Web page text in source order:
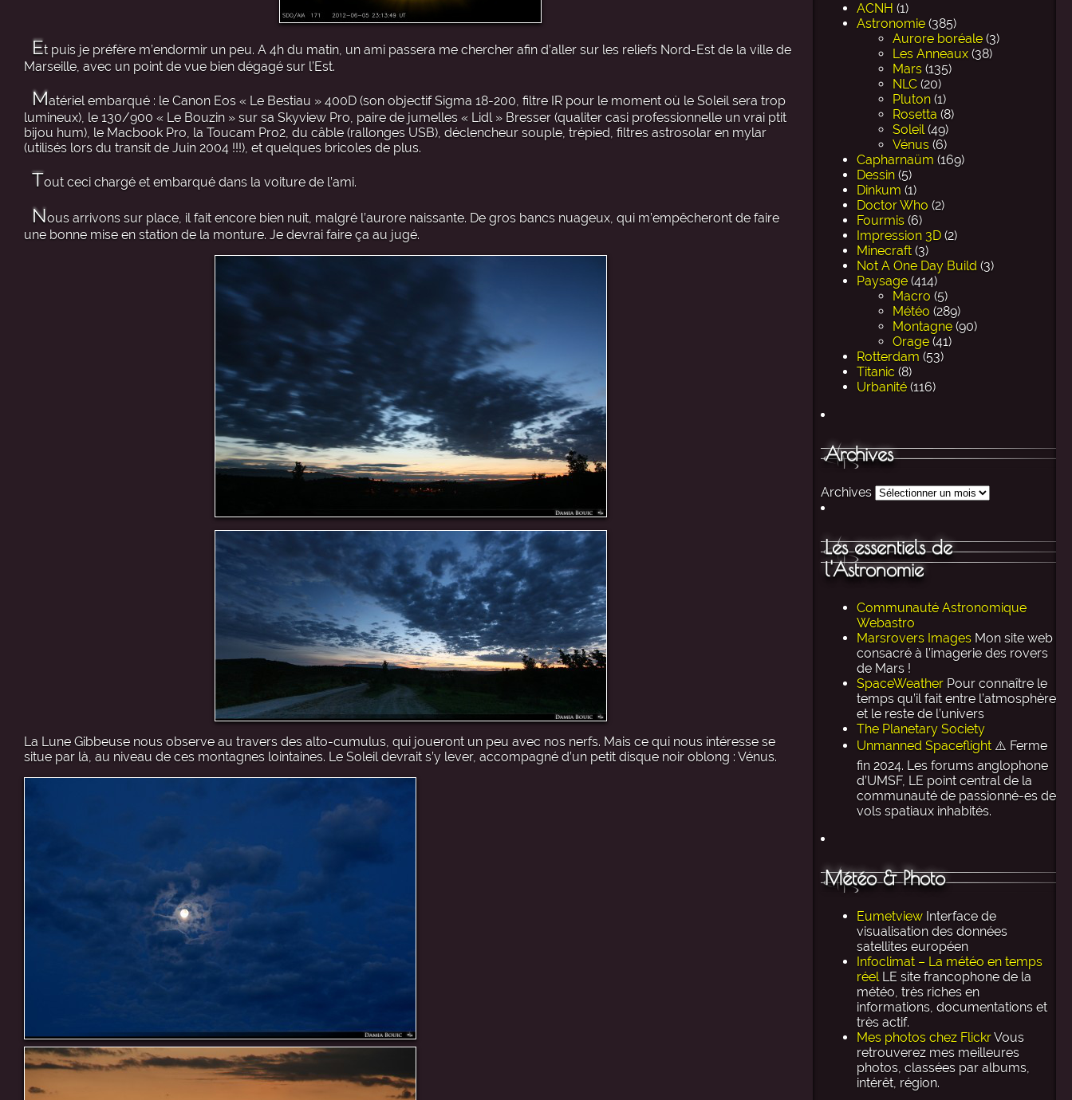
ACNH (1)
Astronomie (385)
Aurore boréale (3)
Les Anneaux (38)
Mars (135)
NLC (20)
Pluton (1)
Rosetta (8)
Soleil(49)
Vénus (6)
Capharnaüm (169)
Dessin (5)
Dinkum (1)
Doctor Who (2)
Fourmis (6)
Impression 3D (2)
Minecraft (3)
Not A One Day Build (3)
Paysage (414)
Macro (5)
Météo (289)
Montagne (90)
Orage (41)
Rotterdam (53)
Titanic (8)
Urbanité (116)
Archives
Archives
Les essentiels de
l'Astronomie
Communauté Astronomique
Webastro
Marsrovers Images Mon site web
consacré à l’imagerie des rovers
de Mars !
SpaceWeather Pour connaître le
temps qu’il fait entre l’atmosphère
et le reste de l’univers
The Planetary Society
Unmanned Spaceflight ⚠️ Ferme
fin 2024. Les forums anglophone
d’UMSF, LE point central de la
communauté de passionné-es de
vols spatiaux inhabités.
Météo & Photo
Eumetview Interface de
visualisation des données
satellites européen
Infoclimat – La météo en temps
réelLE site francophone de la
météo, très riches en
informations, documentations et
très actif.
Mes photos chez FlickrVous
retrouverez mes meilleures
photos, classées par albums,
intérêt, région.
Et puis je préfère m’endormir un peu. A 4h du matin, un ami passera me chercher afin d’aller sur les reliefs Nord-Est de la ville de
Marseille, avec un point de vue bien dégagé sur l’Est.
Matériel embarqué : le Canon Eos « Le Bestiau » 400D (son objectif Sigma 18-200, filtre IR pour le moment où le Soleil sera trop
lumineux), le 130/900 « Le Bouzin » sur sa Skyview Pro, paire de jumelles « Lidl » Bresser (qualiter casi professionnelle un vrai ptit
bijou hum), le Macbook Pro, la Toucam Pro2, du câble (rallonges USB), déclencheur souple, trépied, filtres astrosolar en mylar
(utilisés lors du transit de Juin 2004 !!!), et quelques bricoles de plus.
Tout ceci chargé et embarqué dans la voiture de l’ami.
Nous arrivons sur place, il fait encore bien nuit, malgré l’aurore naissante. De gros bancs nuageux, qui m’empêcheront de faire
une bonne mise en station de la monture. Je devrai faire ça au jugé.
La Lune Gibbeuse nous observe au travers des alto-cumulus, qui joueront un peu avec nos nerfs. Mais ce qui nous intéresse se
situe par là, au niveau de ces montagnes lointaines. Le Soleil devrait s’y lever, accompagné d’un petit disque noir oblong : Vénus.